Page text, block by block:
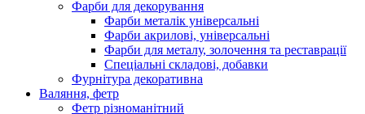
Фарби для декорування
Фарби металік універсальні
Фарби акрилові, універсальні
Фарби для металу, золочення та реставрації
Спеціальні складові, добавки
Фурнітура декоративна
Валяння, фетр
Фетр різноманітний